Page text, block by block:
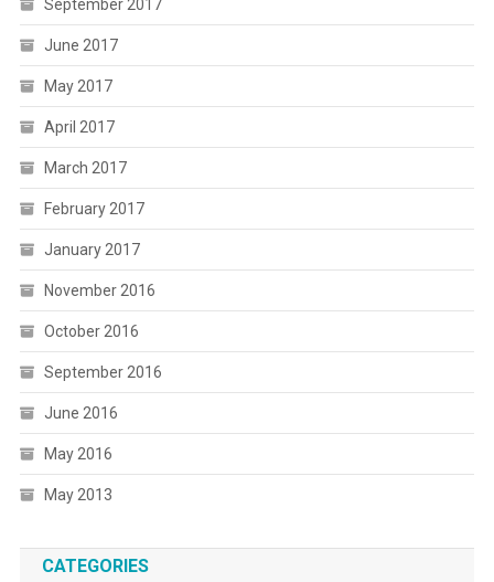
September 2017
June 2017
May 2017
April 2017
March 2017
February 2017
January 2017
November 2016
October 2016
September 2016
June 2016
May 2016
May 2013
CATEGORIES